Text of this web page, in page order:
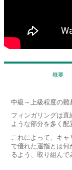
概要
中級～上級程度の難
フィンガリングは
ような部分を多く配
これによって、キ
で優れた運指とは何
るよう、取り組んで